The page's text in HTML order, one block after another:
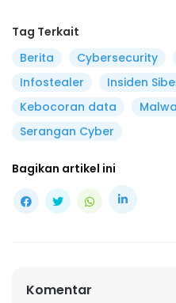
Tag Terkait
Berita
Cybersecurity
Infostealer
Insiden
Kebocoran data
Serangan Cyber
Bagikan artikel ini
Komentar